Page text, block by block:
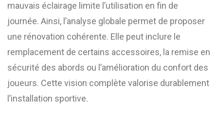
mauvais éclairage limite l’utilisation en fin de
journée. Ainsi, l’analyse globale permet de proposer
une rénovation cohérente. Elle peut inclure le
remplacement de certains accessoires, la remise en
sécurité des abords ou l’amélioration du confort des
joueurs. Cette vision complète valorise durablement
l’installation sportive.